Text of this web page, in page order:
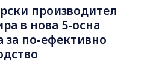
производител
в нова 5-осна
по-ефективно